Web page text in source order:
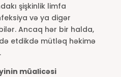
şişkinlik limfa
və ya digər
Ancaq hər bir halda,
etdikdə mütləq həkimə
müalicəsi